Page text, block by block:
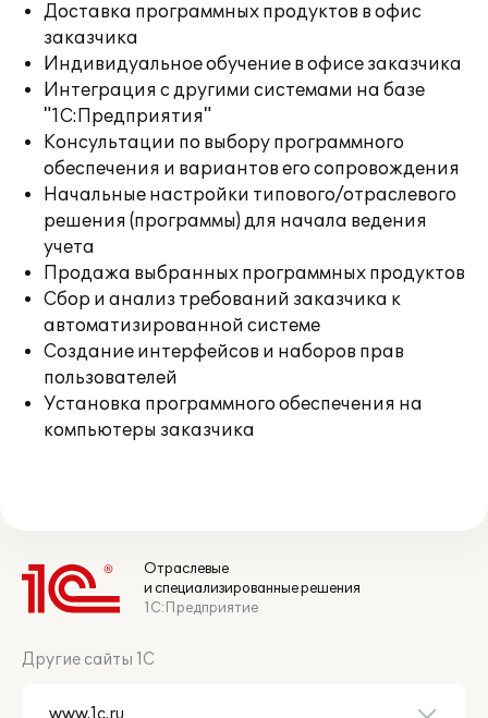
Доставка программных продуктов в офис
заказчика
Индивидуальное обучение в офисе заказчика
Интеграция с другими системами на базе
"1С:Предприятия"
Консультации по выбору программного
обеспечения и вариантов его сопровождения
Начальные настройки типового/отраслевого
решения (программы) для начала ведения
учета
Продажа выбранных программных продуктов
Сбор и анализ требований заказчика к
автоматизированной системе
Создание интерфейсов и наборов прав
пользователей
Установка программного обеспечения на
компьютеры заказчика
Отраслевые
и специализированные решения
1С:Предприятие
Другие сайты 1С